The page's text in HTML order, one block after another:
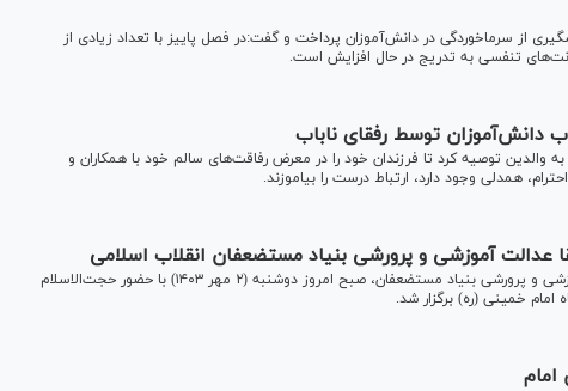
از سرماخوردگی در دانش‌آموزان پرداخت و گفت:در فصل پاییز با تعداد زیادی از
تنفسی به تدریج در حال افزایش است.
دانش‌آموزان توسط رفقای ناباب
والدین توصیه کرد تا فرزندان خود را در معرض رفاقت‌های سالم خود با همکاران و
همدلی وجود دارد، ارتباط درست را بیاموزند.
عدالت آموزشی و پرورشی بنیاد مستضعفان انقلاب اسلامی
آیین بهره‌برداری و رونمایی از طرح‌های ارتقا عدالت آموزشی و پرورشی بنیاد مستضعفان، صبح امروز دوشنبه (۲ مهر ۱۴۰۳) با حضور حجت‌الاسلام
خمینی (ره) برگزار شد.